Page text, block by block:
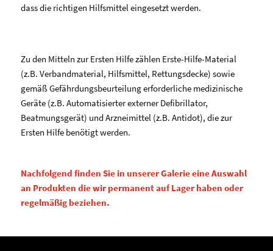
dass die richtigen Hilfsmittel eingesetzt werden.
Zu den Mitteln zur Ersten Hilfe zählen Erste-Hilfe-Material
(z.B. Verbandmaterial, Hilfsmittel, Rettungsdecke) sowie
gemäß Gefährdungsbeurteilung erforderliche medizinische
Geräte (z.B. Automatisierter externer Defibrillator,
Beatmungsgerät) und Arzneimittel (z.B. Antidot), die zur
Ersten Hilfe benötigt werden.
Nachfolgend finden Sie in unserer Galerie eine Auswahl
an Produkten die wir permanent auf Lager haben oder
regelmäßig beziehen.